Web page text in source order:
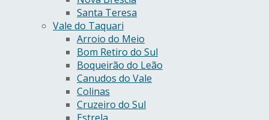
Santa Teresa
Vale do Taquari
Arroio do Meio
Bom Retiro do Sul
Boqueirão do Leão
Canudos do Vale
Colinas
Cruzeiro do Sul